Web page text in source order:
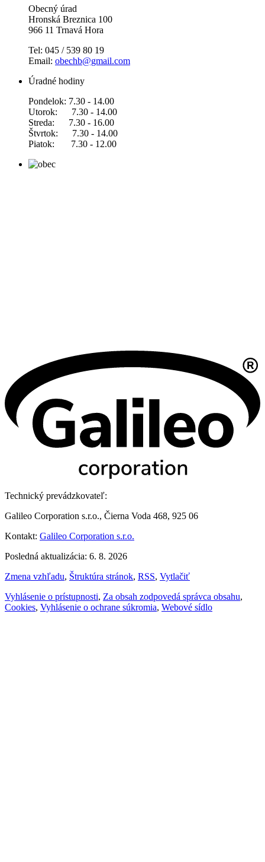
Obecný úrad
Hronská Breznica 100
966 11 Trnavá Hora
Tel: 045 / 539 80 19
Email: obechb@gmail.com
Úradné hodiny
Pondelok: 7.30 - 14.00
Utorok: 7.30 - 14.00
Streda: 7.30 - 16.00
Štvrtok: 7.30 - 14.00
Piatok: 7.30 - 12.00
Technický prevádzkovateľ:
Galileo Corporation s.r.o., Čierna Voda 468, 925 06
Kontakt: Galileo Corporation s.r.o.
Posledná aktualizácia: 6. 8. 2026
Zmena vzhľadu, Štruktúra stránok, RSS, Vytlačiť
Vyhlásenie o prístupnosti, Za obsah zodpovedá správca obsahu,
Cookies, Vyhlásenie o ochrane súkromia, Webové sídlo